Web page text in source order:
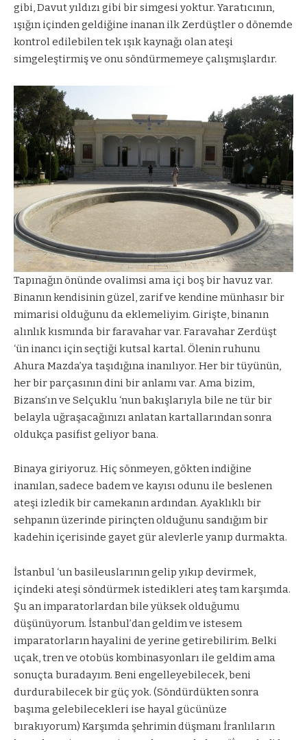
gibi, Davut yıldızı gibi bir simgesi yoktur. Yaratıcının,
ışığın içinden geldiğine inanan ilk Zerdüştler o dönemde
kontrol edilebilen tek ışık kaynağı olan ateşi
simgeleştirmiş ve onu söndürmemeye çalışmışlardır.
Tapınağın önünde ovalimsi ama içi boş bir havuz var.
Binanın kendisinin güzel, zarif ve kendine münhasır bir
mimarisi olduğunu da eklemeliyim. Girişte, binanın
alınlık kısmında bir faravahar var. Faravahar Zerdüşt
‘ün inancı için seçtiği kutsal kartal. Ölenin ruhunu
Ahura Mazda’ya taşıdığına inanılıyor. Her bir tüyünün,
her bir parçasının dini bir anlamı var. Ama bizim,
Bizans’ın ve Selçuklu ‘nun bakışlarıyla bile ne tür bir
belayla uğraşacağınızı anlatan kartallarından sonra
oldukça pasifist geliyor bana.
Binaya giriyoruz. Hiç sönmeyen, gökten indiğine
inanılan, sadece badem ve kayısı odunu ile beslenen
ateşi izledik bir camekanın ardından. Ayaklıklı bir
sehpanın üzerinde pirinçten olduğunu sandığım bir
kadehin içerisinde gayet gür alevlerle yanıp durmakta.
İstanbul ‘un basileuslarının gelip yıkıp devirmek,
içindeki ateşi söndürmek istedikleri ateş tam karşımda.
Şu an imparatorlardan bile yüksek olduğumu
düşünüyorum. İstanbul’dan geldim ve istesem
imparatorların hayalini de yerine getirebilirim. Belki
uçak, tren ve otobüs kombinasyonları ile geldim ama
sonuçta buradayım. Beni engelleyebilecek, beni
durdurabilecek bir güç yok. (Söndürdükten sonra
başıma gelebilecekleri ise hayal gücünüze
bırakıyorum) Karşımda şehrimin düşmanı İranlıların